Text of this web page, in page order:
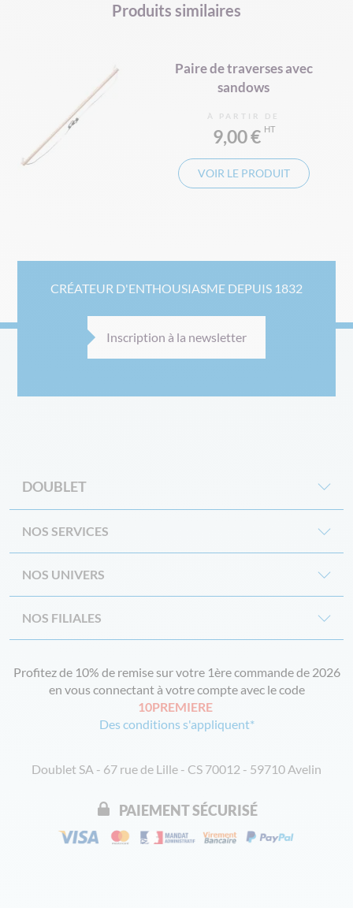
Produits similaires
Paire de traverses avec
sandows
À PARTIR DE
9,00 €
VOIR LE PRODUIT
CRÉATEUR D'ENTHOUSIASME DEPUIS 1832
Inscription à la newsletter
DOUBLET
NOS SERVICES
NOS UNIVERS
NOS FILIALES
Profitez de 10% de remise sur votre 1ère commande de 2026
en vous connectant à votre compte avec le code
10PREMIERE
Des conditions s'appliquent*
Doublet SA - 67 rue de Lille - CS 70012 - 59710 Avelin
PAIEMENT SÉCURISÉ